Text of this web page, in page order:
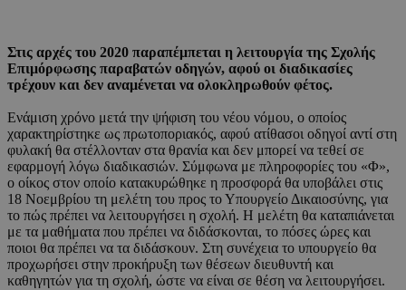
Στις αρχές του 2020 παραπέμπεται η λειτουργία της Σχολής
Επιμόρφωσης παραβατών οδηγών, αφού οι διαδικασίες
τρέχουν και δεν αναμένεται να ολοκληρωθούν φέτος.
Ενάμιση χρόνο μετά την ψήφιση του νέου νόμου, ο οποίος
χαρακτηρίστηκε ως πρωτοποριακός, αφού ατίθασοι οδηγοί αντί στη
φυλακή θα στέλλονταν στα θρανία και δεν μπορεί να τεθεί σε
εφαρμογή λόγω διαδικασιών. Σύμφωνα με πληροφορίες του «Φ»,
ο οίκος στον οποίο κατακυρώθηκε η προσφορά θα υποβάλει στις
18 Νοεμβρίου τη μελέτη του προς το Υπουργείο Δικαιοσύνης, για
το πώς πρέπει να λειτουργήσει η σχολή. Η μελέτη θα καταπιάνεται
με τα μαθήματα που πρέπει να διδάσκονται, το πόσες ώρες και
ποιοι θα πρέπει να τα διδάσκουν. Στη συνέχεια το υπουργείο θα
προχωρήσει στην προκήρυξη των θέσεων διευθυντή και
καθηγητών για τη σχολή, ώστε να είναι σε θέση να λειτουργήσει.